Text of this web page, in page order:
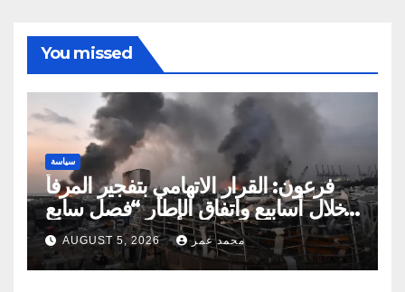
You missed
سياسة
فرعون: القرار الاتهامي بتفجير المرفأ
خلال أسابيع واتفاق الإطار “فصل سابع
ونصف”
AUGUST 5, 2026 محمد عمر